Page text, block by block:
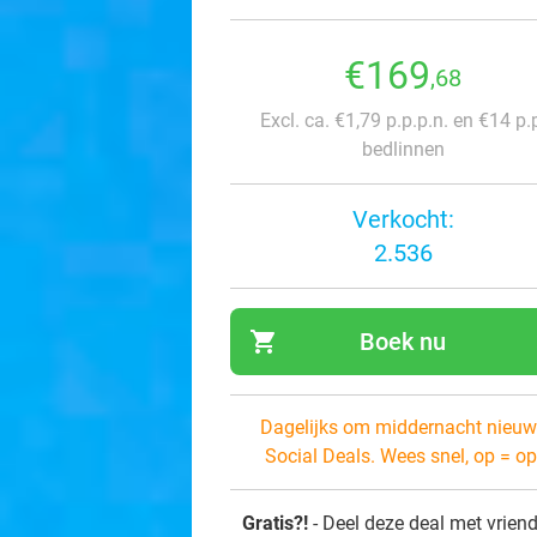
€169,68
Excl. ca. €1,79 p.p.p.n. en €14
bedlinnen
Verkocht:
2.536
shopping_cart Boek nu
Dagelijks om middernacht
Social Deals. Wees snel, op =
Gratis?! - Deel deze deal met